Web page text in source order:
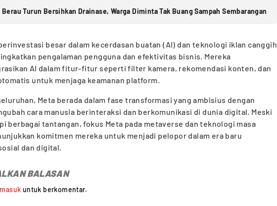
Berau Turun Bersihkan Drainase, Warga Diminta Tak Buang Sampah Sembarangan
besar dalam kecerdasan buatan (AI) dan teknologi iklan canggih
pengalaman pengguna dan efektivitas bisnis. Mereka
AI dalam fitur-fitur seperti filter kamera, rekomendasi konten, dan
untuk menjaga keamanan platform.
Meta berada dalam fase transformasi yang ambisius dengan
cara manusia berinteraksi dan berkomunikasi di dunia digital. Meski
berbagai tantangan, fokus Meta pada metaverse dan teknologi masa
komitmen mereka untuk menjadi pelopor dalam era baru
dan digital.
BALASAN
masuk untuk berkomentar.